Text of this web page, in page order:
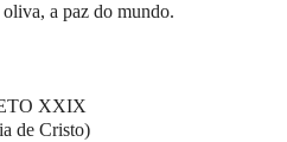
oliva, a paz do mundo.
XXIX
de Cristo)